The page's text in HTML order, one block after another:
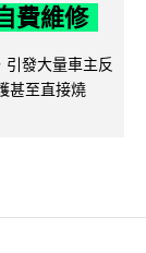
費維修
發大量車主反
甚至直接燒